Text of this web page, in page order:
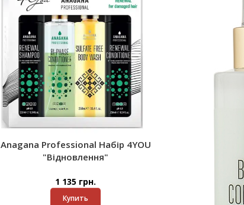
Anagana Professional Набір 4YOU
"Відновлення"
1 135 грн.
Купить